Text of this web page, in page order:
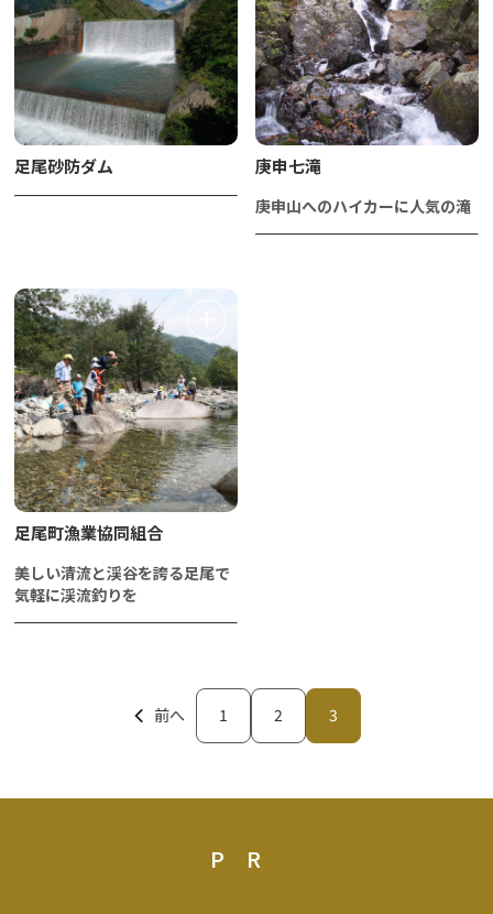
足尾砂防ダム 庚申七滝
庚申山へのハイカーに人気の滝
足尾町漁業協同組合
美しい清流と渓谷を誇る足尾で
気軽に渓流釣りを
前へ 1 2 3
PR